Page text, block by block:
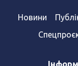
Новини